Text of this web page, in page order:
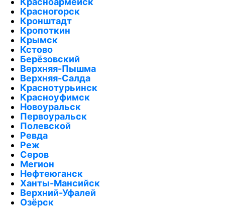
Красногорск
Кронштадт
Кропоткин
Крымск
Кстово
Берёзовский
Верхняя-Пышма
Верхняя-Салда
Краснотурьинск
Красноуфимск
Новоуральск
Первоуральск
Полевской
Ревда
Реж
Серов
Мегион
Нефтеюганск
Ханты-Мансийск
Верхний-Уфалей
Озёрск